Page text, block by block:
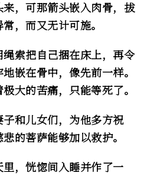
，可那箭头嵌入肉骨，拔
，而又无计可施。
索把自己捆在床上，再令
嵌在骨中，像先前一样。
大的苦痛，只能等死了。
和儿女们，为他多方祝
的菩萨能够加以救护。
，恍惚间入睡并作了一